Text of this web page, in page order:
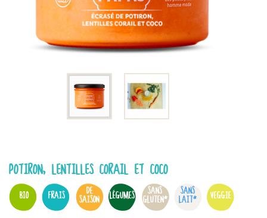
POTIRON, LENTILLES CORAIL ET COCO
BIO FRAIS
DE
SAISON
LÉGUMES
SANS
GLUTEN*
SANS
LAIT*
VEGGIE